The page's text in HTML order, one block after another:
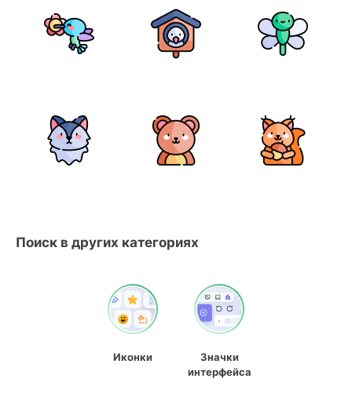
Поиск в других категориях
Иконки
Значки
интерфейса